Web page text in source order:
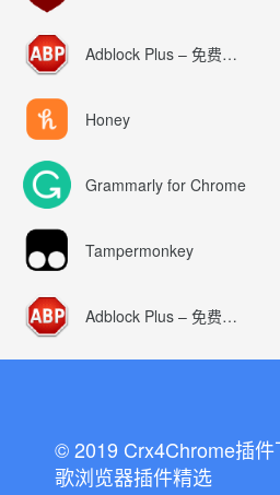
Adblock Plus – 免费的广告拦截器
Honey
Grammarly for Chrome
Tampermonkey
Adblock Plus – 免费的广告拦截器
© 2019 Crx4Chrome插
歌浏览器插件精选